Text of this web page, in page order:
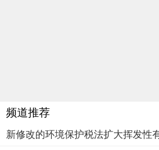
频道推荐
新修改的环境保护税法扩大挥发性